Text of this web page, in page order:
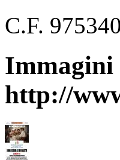
C.F.
Immagini
http://